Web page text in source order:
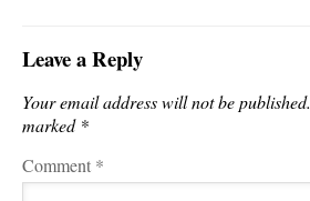
Leave a Reply
Your email address will not be published.
marked *
Comment *